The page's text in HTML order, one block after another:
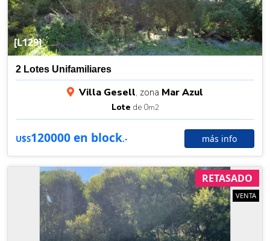
[L129]
2 Lotes Unifamiliares
Villa Gesell, zona Mar Azul
Lote de 0m2
U$S120000 en block.- más info
RETASADO
VENTA